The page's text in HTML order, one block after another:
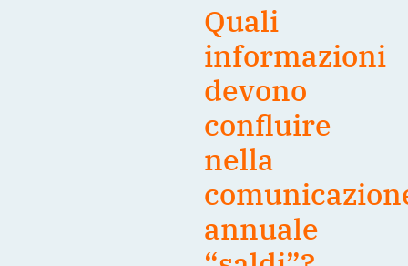
Quali
informazioni
devono
confluire
nella
annuale